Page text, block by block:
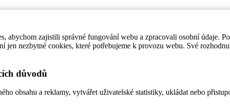
abychom zajistili správné fungování webu a zpracovali osobní údaje.
jen nezbytné cookies, které potřebujeme k provozu webu. Své
důvodů
obsahu a reklamy, vytvářet uživatelské statistiky, ukládat nebo